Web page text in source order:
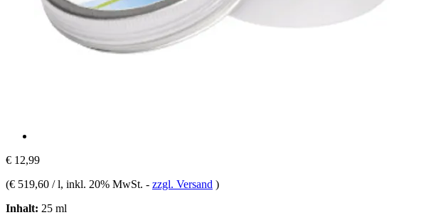
€ 12,99
(€ 519,60 / l, inkl. 20% MwSt. - zzgl. Versand )
Inhalt: 25 ml